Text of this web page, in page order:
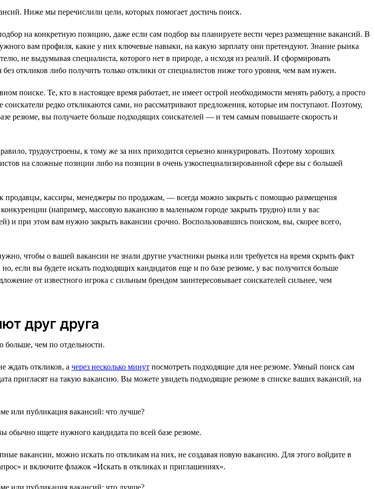
Ниже мы перечислили цели, которых помогает достичь поиск.
на конкретную позицию, даже если сам подбор вы планируете вести через размещение вакансий. В
вам профиля, какие у них ключевые навыки, на какую зарплату они претендуют. Знание рынка
не выдумывая специалиста, которого нет в природе, а исходя из реалий. И сформировать
откликов либо получить только отклики от специалистов ниже того уровня, чем вам нужен.
поиске. Те, кто в настоящее время работает, не имеет острой необходимости менять работу, а просто
редко откликаются сами, но рассматривают предложения, которые им поступают. Поэтому,
резюме, вы получаете больше подходящих соискателей — и тем самым повышаете скорость и
трудоустроены, к тому же за них приходится серьезно конкурировать. Поэтому хороших
на сложные позиции либо на позиции в очень узкоспециализированной сфере вы с большей
продавцы, кассиры, менеджеры по продажам, — всегда можно закрыть с помощью размещения
(например, массовую вакансию в маленьком городе закрыть трудно) или у вас
и при этом вам нужно закрыть вакансии срочно. Воспользовавшись поиском, вы, скорее всего,
чтобы о вашей вакансии не знали другие участники рынка или требуется на время скрыть факт
если вы будете искать подходящих кандидатов еще и по базе резюме, у вас получится больше
от известного игрока с сильным брендом заинтересовывает соискателей сильнее, чем
друг друга
чем по отдельности.
ждать откликов, а через несколько минут посмотреть подходящие для нее резюме. Умный поиск сам
пригласят на такую вакансию. Вы можете увидеть подходящие резюме в списке ваших вакансий, на
обычно ищете нужного кандидата по всей базе резюме.
вакансии, можно искать по откликам на них, не создавая новую вакансию. Для этого войдите в
и включите флажок «Искать в откликах и приглашениях».